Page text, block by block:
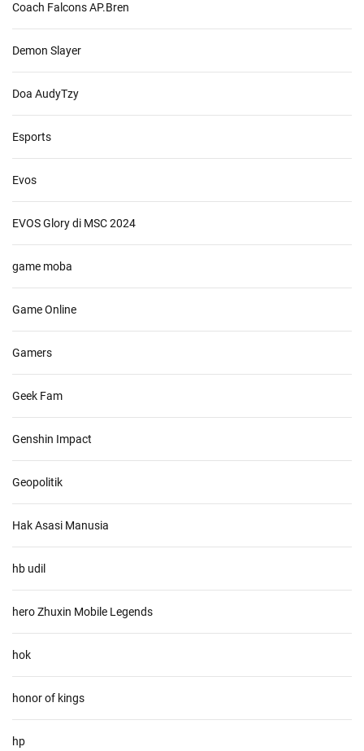
Coach Falcons AP.Bren
Demon Slayer
Doa AudyTzy
Esports
Evos
EVOS Glory di MSC 2024
game moba
Game Online
Gamers
Geek Fam
Genshin Impact
Geopolitik
Hak Asasi Manusia
hb udil
hero Zhuxin Mobile Legends
hok
honor of kings
hp